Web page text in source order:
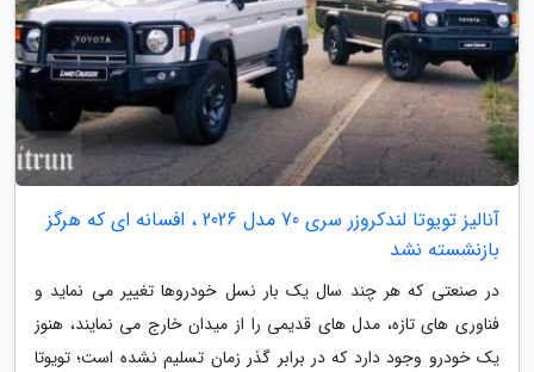
آنالیز تویوتا لندکروزر سری 70 مدل 2026 ، افسانه ای که هرگز
بازنشسته نشد
در صنعتی که هر چند سال یک بار نسل خودروها تغییر می نماید و
فناوری های تازه، مدل های قدیمی را از میدان خارج می نمایند، هنوز
یک خودرو وجود دارد که در برابر گذر زمان تسلیم نشده است؛ تویوتا